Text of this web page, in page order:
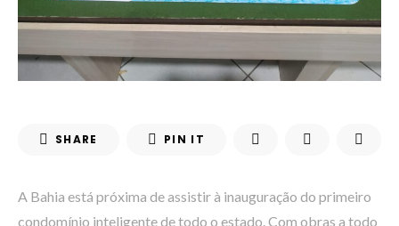
SHARE PIN IT
A Bahia está próxima de assistir à inauguração do primeiro
condomínio inteligente de todo o estado. Com obras a todo